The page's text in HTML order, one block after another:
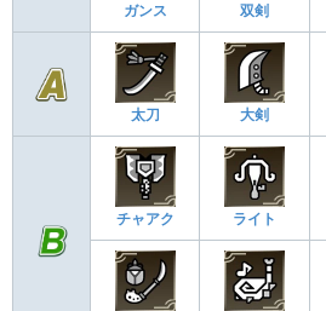
ガンス 双剣
太刀 大剣
チャアク ライト